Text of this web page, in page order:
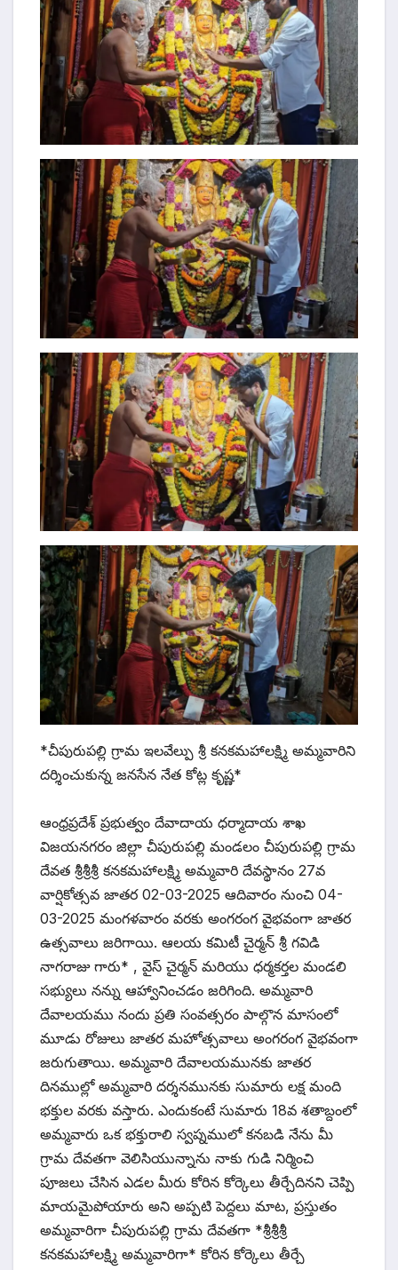
*చీపురుపల్లి గ్రామ ఇలవేల్పు శ్రీ కనకమహాలక్ష్మి అమ్మవారిని
దర్శించుకున్న జనసేన నేత కోట్ల కృష్ణ*
ఆంధ్రప్రదేశ్ ప్రభుత్వం దేవాదాయ ధర్మాదాయ శాఖ
విజయనగరం జిల్లా చీపురుపల్లి మండలం చీపురుపల్లి గ్రామ
దేవత శ్రీశ్రీశ్రీ కనకమహాలక్ష్మి అమ్మవారి దేవస్థానం 27వ
వార్షికోత్సవ జాతర 02-03-2025 ఆదివారం నుంచి 04-
03-2025 మంగళవారం వరకు అంగరంగ వైభవంగా జాతర
ఉత్సవాలు జరిగాయి. ఆలయ కమిటీ చైర్మన్ శ్రీ గవిడి
నాగరాజు గారు* , వైస్ చైర్మన్ మరియు ధర్మకర్తల మండలి
సభ్యులు నన్ను ఆహ్వానించడం జరిగింది. అమ్మవారి
దేవాలయము నందు ప్రతి సంవత్సరం పాల్గొన మాసంలో
మూడు రోజులు జాతర మహోత్సవాలు అంగరంగ వైభవంగా
జరుగుతాయి. అమ్మవారి దేవాలయమునకు జాతర
దినముల్లో అమ్మవారి దర్శనమునకు సుమారు లక్ష మంది
భక్తుల వరకు వస్తారు. ఎందుకంటే సుమారు 18వ శతాబ్దంలో
అమ్మవారు ఒక భక్తురాలి స్వప్నములో కనబడి నేను మీ
గ్రామ దేవతగా వెలిసియున్నాను నాకు గుడి నిర్మించి
పూజలు చేసిన ఎడల మీరు కోరిన కోర్కెలు తీర్చేదినని చెప్పి
మాయమైపోయారు అని అప్పటి పెద్దలు మాట, ప్రస్తుతం
అమ్మవారిగా చీపురుపల్లి గ్రామ దేవతగా *శ్రీశ్రీశ్రీ
కనకమహాలక్ష్మి అమ్మవారిగా* కోరిన కోర్కెలు తీర్చే